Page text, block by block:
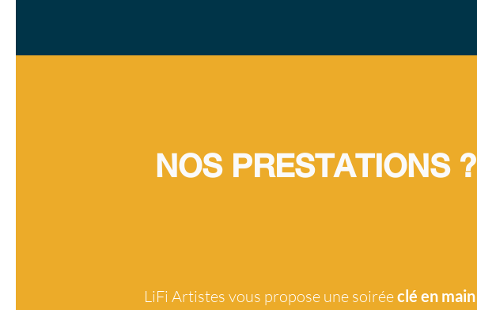
NOS PRESTATIONS ?
LiFi Artistes vous propose une soiréeclé en main